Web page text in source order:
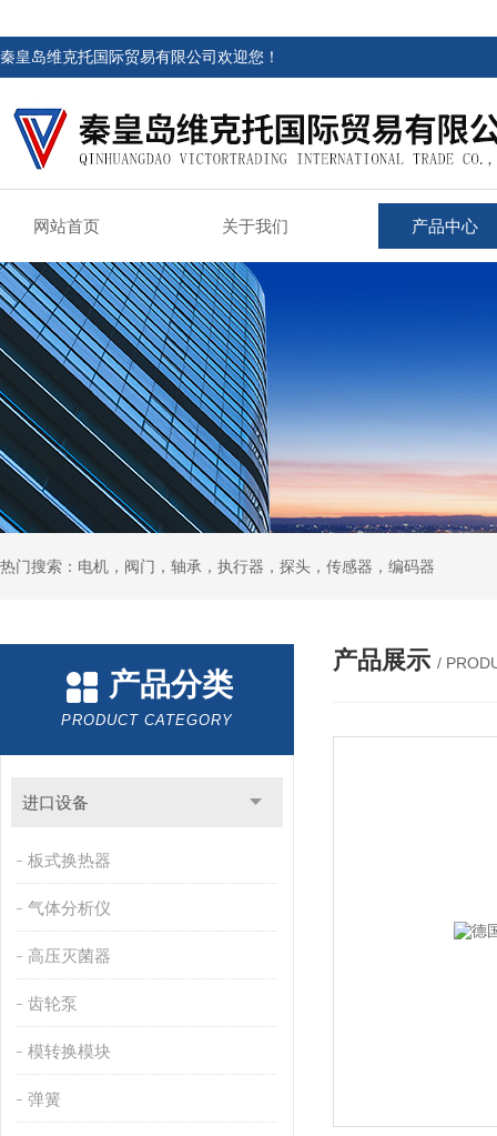
秦皇岛维克托国际贸易有限公司欢迎您！
网站首页 关于我们 产品中心
热门搜索：电机，阀门，轴承，执行器，探头，传感器，编码器
产品分类
PRODUCT CATEGORY
进口设备
板式换热器
气体分析仪
高压灭菌器
齿轮泵
模转换模块
弹簧
产品展示 /